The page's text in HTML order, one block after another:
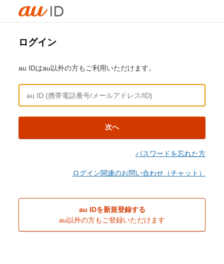
ログイン
au IDはau以外の方もご利用いただけます。
次へ
パスワードを忘れた方
ログイン関連のお問い合わせ（チャット）
au IDを新規登録する
au以外の方もご登録いただけます